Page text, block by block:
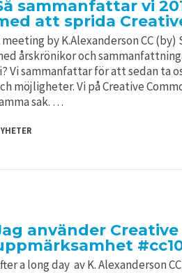
sammanfattar vi
att sprida
meeting by K.Alexanderson CC
årskrönikor och
Vi sammanfattar för att sedan ta
möjligheter. Vi på Creative
sak. …
använder
a long day av K. Alexanderson